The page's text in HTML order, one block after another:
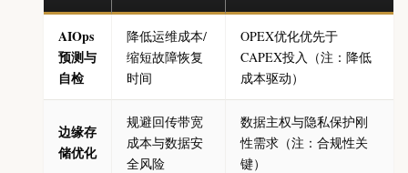
AIOps
预测与
自检
降低运维成本/
缩短故障恢复
时间
OPEX优化优先于
CAPEX投入（注：降低
成本驱动）
边缘存
储优化
规避回传带宽
成本与数据安
全风险
数据主权与隐私保护刚
性需求（注：合规性关
键）